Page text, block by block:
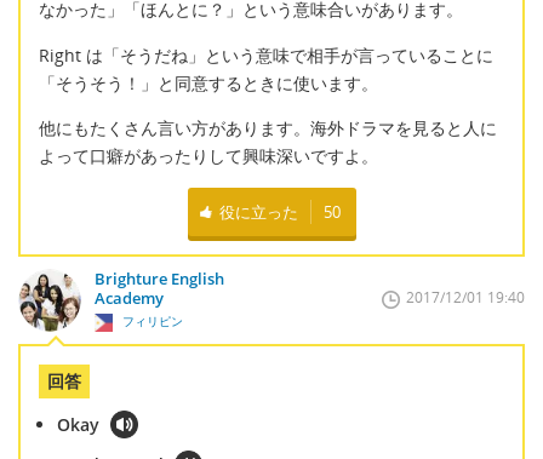
なかった」「ほんとに？」という意味合いがあります。
Right は「そうだね」という意味で相手が言っていることに
「そうそう！」と同意するときに使います。
他にもたくさん言い方があります。海外ドラマを見ると人に
よって口癖があったりして興味深いですよ。
役に立った 50
Brighture English
Academy
フィリピン
2017/12/01 19:40
回答
Okay